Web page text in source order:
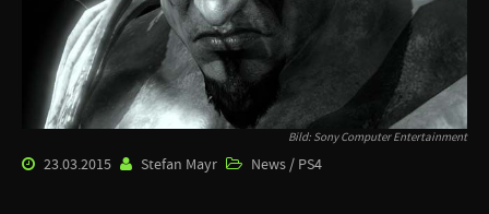
Bild: Sony Computer Entertainment
23.03.2015 Stefan Mayr News / PS4